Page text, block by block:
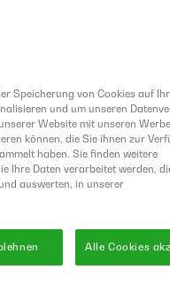
Grillen
Heißluftfritteuse
Kochen
Küchenmaschine
Mixer
Sous Vide
Speicherung von Cookies auf
und um unseren
Website mit unseren
können, die Sie ihnen zur
haben. Sie finden weitere
Ihre Daten verarbeitet werden,
auswerten, in unserer
Alle Cookies